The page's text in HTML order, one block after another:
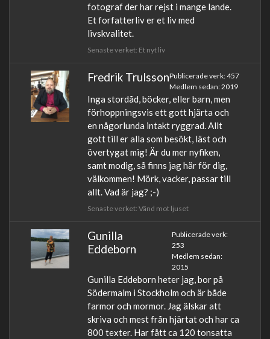
fotograf der har rejst i mange lande.
Et forfatterliv er et liv med
livskvalitet.
Senaste verket: Et nyt liv
Fredrik TrulssonPublicerade verk: 457
Medlem sedan: 2019
Inga stordåd, böcker, eller barn, men
förhoppningsvis ett gott hjärta och
en någorlunda intakt ryggrad. Allt
gott till er alla som besökt, läst och
övertygat mig! Är du mer nyfiken,
samt modig, så finns jag här för dig,
välkommen! Mörk, vacker, passar till
allt. Vad är jag? ;-)
Senaste verket: Vänd mot ljuset
Gunilla
Eddeborn
Publicerade verk:
253
Medlem sedan:
2015
Gunilla Eddeborn heter jag, bor på
Södermalm i Stockholm och är både
farmor och mormor. Jag älskar att
skriva och mest från hjärtat och har ca
800 texter. Har fått ca 120 tonsatta